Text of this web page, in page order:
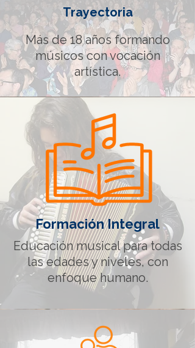
Trayectoria
Más de 18 años formando
músicos con vocación
artística.
Formación Integral
Educación musical para todas
las edades y niveles, con
enfoque humano.